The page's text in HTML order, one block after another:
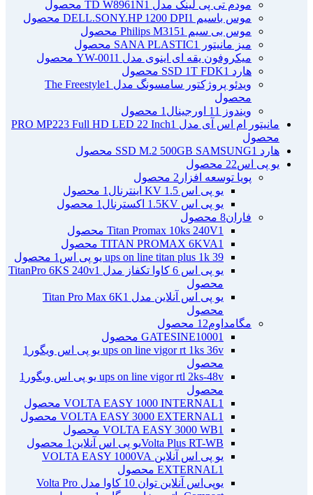
مودم تی پی لینک مدل TD W8961N 1 محصول
موس باسیم DELL.SONY.HP 1200 DPI 1 محصول
موس بی سیم Philips M315 1 محصول
میز مانیتور SANA PLASTIC
1 محصول
میکروفون یقه ای اینوی مدل YW-001 1 محصول
هارد SSD 1T FDK 1 محصول
ویدئو پروژکتور سامسونگ مدل The Freestyle 1
محصول
ویندوز 11 اورجینال
1 محصول
مانیتور ام اس آی مدل PRO MP223 Full HD LED 22 Inch 1
محصول
هارد SSD M.2 500GB SAMSUNG 1 محصول
یو پی اس22 محصول
پویا توسعه افزار 2 محصول
یو پی اس 1.5 KV اینترنال
1 محصول
یو پی اس 1.5KV اکسترنال
1 محصول
فاران8 محصول
Titan Promax 10ks 240V1 محصول
TITAN PROMAX 6KVA1 محصول
ups on line titan plus 1k 39 یو پی اس
1 محصول
یو پی اس 6 کاوا تکفاز مدل TitanPro 6KS 240v
1
محصول
یو پی اس آنلاین مدل Titan Pro Max 6K 1
محصول
مگامداوم12 محصول
GATESINE10001 محصول
ups on line vigor rt 1ks 36v یو پی اس ویگور
1
محصول
ups on line vigor rtl 2ks-48v یو پی اس ویگور
1
محصول
VOLTA EASY 1000 INTERNAL1 محصول
VOLTA EASY 3000 EXTERNAL1 محصول
VOLTA EASY 3000 WB1 محصول
Volta Plus RT-WBیو پی اس آنلاین
1 محصول
یو پی اس آنلاین VOLTA EASY 1000VA
EXTERNAL1 محصول
یو‌پی‌اس آنلاین توان 10 کاوا مدل Volta Pro